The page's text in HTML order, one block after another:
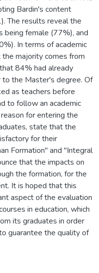
Bardin's content
The results reveal the
being female (77%), and
In terms of academic
majority comes from
84% had already
to the Master's degree. Of
as teachers before
to follow an academic
for entering the
state that the
for their
Formation" and "Integral
that the impacts on
the formation, for the
It is hoped that this
aspect of the evaluation
in education, which
its graduates in order
guarantee the quality of